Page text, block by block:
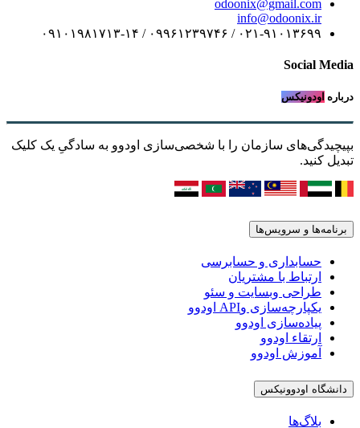
odoonix@gmail.com
info@odoonix.ir
۰۲۱-۹۱۰۱۳۶۹۹ / ۰۹۹۶۱۲۳۹۷۴۶ / ۰۹۱۰۱۹۸۱۷۱۳-۱۴
Social Media
درباره اودونیکس
بپیچیدگی‌های سازمان را با شخصی‌سازی اودوو به سادگیِ یک کلیک
تبدیل کنید.
برنامه‌ها و سرویس‌ها
حسابداری و حسابرسی
ارتباط با مشتریان
طراحی وبسایت و سئو
یکپارچه‌سازی وAPI اودوو
پیاده‌سازی اودوو
ارتقاء اودوو
آموزش اودوو
دانشگاه اودوونیکس
بلاگ‌ها